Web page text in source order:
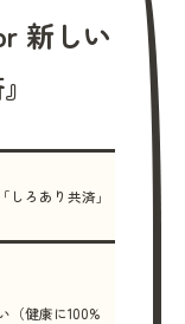
新しい
しろあり共済」
（健康に100%